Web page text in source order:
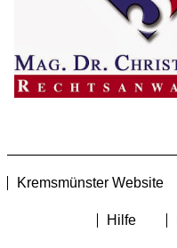
Kremsmünster Website
Hilfe